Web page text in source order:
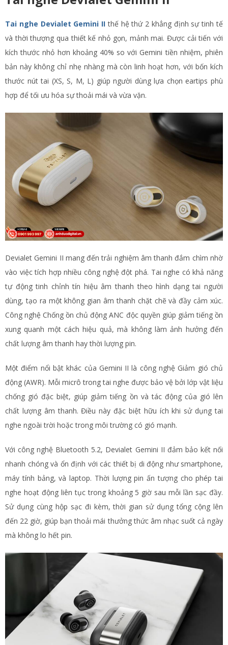
Tai nghe Devialet Gemini II thế hệ thứ 2 khẳng định sự tinh tế
và thời thượng qua thiết kế nhỏ gọn, mảnh mai. Được cải tiến với
kích thước nhỏ hơn khoảng 40% so với Gemini tiền nhiệm, phiên
bản này không chỉ nhẹ nhàng mà còn linh hoạt hơn, với bốn kích
thước nút tai (XS, S, M, L) giúp người dùng lựa chọn eartips phù
hợp để tối ưu hóa sự thoải mái và vừa vặn.
Devialet Gemini II mang đến trải nghiệm âm thanh đắm chìm nhờ
vào việc tích hợp nhiều công nghệ đột phá. Tai nghe có khả năng
tự động tinh chỉnh tín hiệu âm thanh theo hình dạng tai người
dùng, tạo ra một không gian âm thanh chặt chẽ và đầy cảm xúc.
Công nghệ Chống ồn chủ động ANC độc quyền giúp giảm tiếng ồn
xung quanh một cách hiệu quả, mà không làm ảnh hưởng đến
chất lượng âm thanh hay thời lượng pin.
Một điểm nổi bật khác của Gemini II là công nghệ Giảm gió chủ
động (AWR). Mỗi micrô trong tai nghe được bảo vệ bởi lớp vật liệu
chống gió đặc biệt, giúp giảm tiếng ồn và tác động của gió lên
chất lượng âm thanh. Điều này đặc biệt hữu ích khi sử dụng tai
nghe ngoài trời hoặc trong môi trường có gió mạnh.
Với công nghệ Bluetooth 5.2, Devialet Gemini II đảm bảo kết nối
nhanh chóng và ổn định với các thiết bị di động như smartphone,
máy tính bảng, và laptop. Thời lượng pin ấn tượng cho phép tai
nghe hoạt động liên tục trong khoảng 5 giờ sau mỗi lần sạc đầy.
Sử dụng cùng hộp sạc đi kèm, thời gian sử dụng tổng cộng lên
đến 22 giờ, giúp bạn thoải mái thưởng thức âm nhạc suốt cả ngày
mà không lo hết pin.